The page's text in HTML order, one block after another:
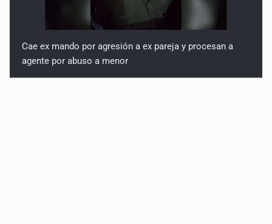
Cae ex mando por agresión a ex pareja y procesan a
agente por abuso a menor